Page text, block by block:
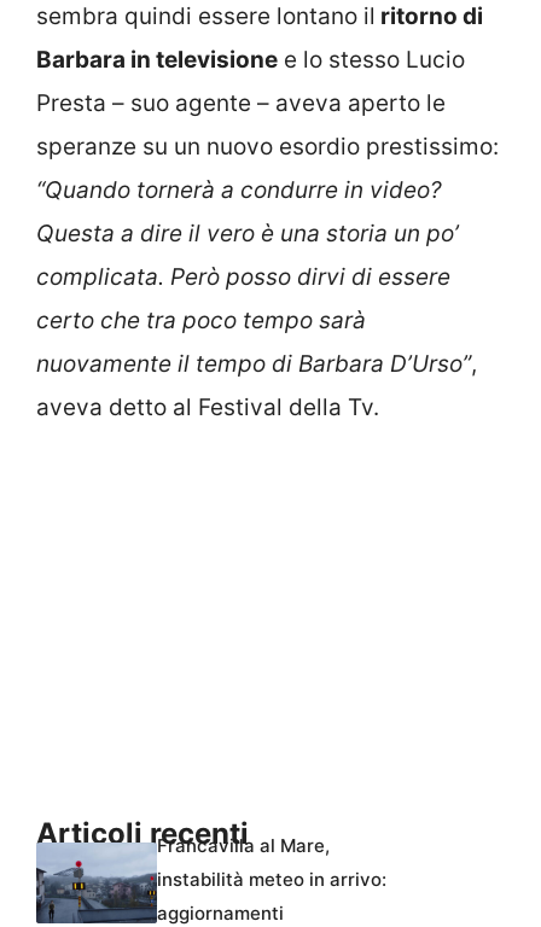
sembra quindi essere lontano il ritorno di
Barbara in televisione e lo stesso Lucio
Presta – suo agente – aveva aperto le
speranze su un nuovo esordio prestissimo:
“Quando tornerà a condurre in video?
Questa a dire il vero è una storia un po’
complicata. Però posso dirvi di essere
certo che tra poco tempo sarà
nuovamente il tempo di Barbara D’Urso”,
aveva detto al Festival della Tv.
Articoli recenti
Francavilla al Mare,
instabilità meteo in arrivo:
aggiornamenti